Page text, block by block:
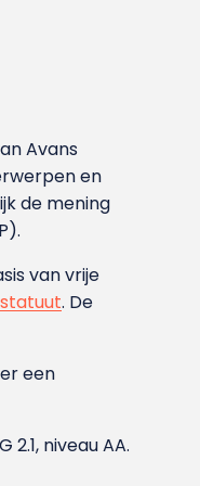
Avans
en
de mening
van vrije
. De
een
niveau AA.